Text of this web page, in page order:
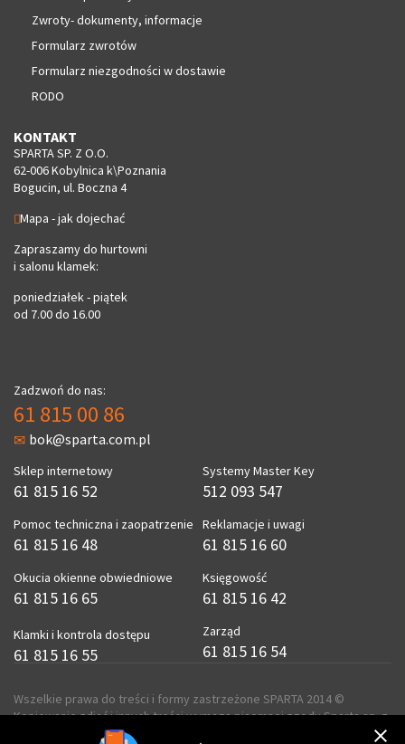
Zwroty- dokumenty, informacje
Formularz zwrotów
Formularz niezgodności w dostawie
RODO
KONTAKT
SPARTA SP. Z O.O.
62-006 Kobylnica k\Poznania
Bogucin, ul. Boczna 4
Mapa - jak dojechać
Zapraszamy do hurtowni
i salonu klamek:
poniedziałek - piątek
od 7.00 do 16.00
Zadzwoń do nas:
61 815 00 86
bok@sparta.com.pl
Sklep internetowy
61 815 16 52
Pomoc techniczna i zaopatrzenie
61 815 16 48
Okucia okienne obwiedniowe
61 815 16 65
Klamki i kontrola dostępu
61 815 16 55
Systemy Master Key
512 093 547
Reklamacje i uwagi
61 815 16 60
Księgowość
61 815 16 42
Zarząd
61 815 16 54
Wszelkie prawa do treści i formy zastrzeżone SPARTA 2014 ©
Kopiowanie zdjęć i innych treści wymaga pisemnej zgody Sparta sp. z